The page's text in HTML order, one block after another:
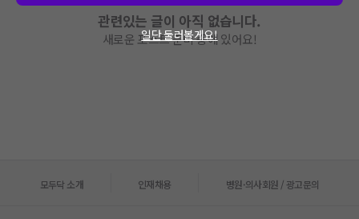
관련있는 글이 아직 없습니다.
새로운 포스트 준비 중에 있어요!
모두닥 소개 인재채용 병원·의사회원 / 광고문의
일단 둘러볼게요!